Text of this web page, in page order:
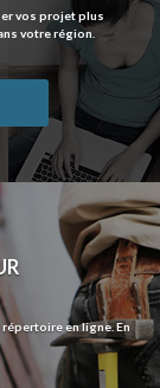
les sélectionner.
vos projet plus
votre région.
en ligne. En